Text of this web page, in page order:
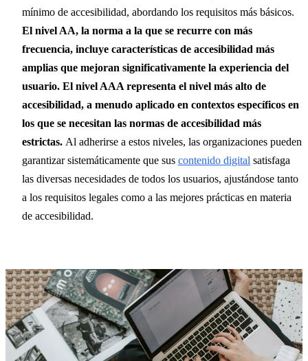
mínimo de accesibilidad, abordando los requisitos más básicos.
El nivel AA, la norma a la que se recurre con más
frecuencia, incluye características de accesibilidad más
amplias que mejoran significativamente la experiencia del
usuario. El nivel AAA representa el nivel más alto de
accesibilidad, a menudo aplicado en contextos específicos en
los que se necesitan las normas de accesibilidad más
estrictas. Al adherirse a estos niveles, las organizaciones pueden
garantizar sistemáticamente que sus contenido digital satisfaga
las diversas necesidades de todos los usuarios, ajustándose tanto
a los requisitos legales como a las mejores prácticas en materia
de accesibilidad.